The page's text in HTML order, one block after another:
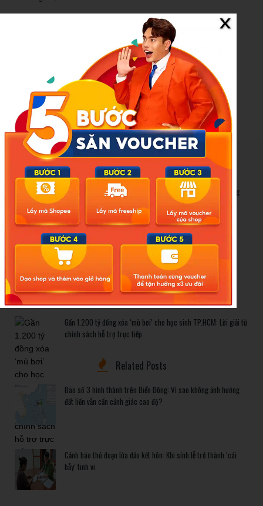
Nguồn Tiền Phong: https://tienphong.vn/tong-thong-my-
trump-de-doa-cam-van-thuong-mai-dong-minh-nato-vi-tu-
choi-ho-tro-tan-cong-iran-post1824637.tpo
New Posts
Bão số 3 hình thành trên Biển Đông: Vì sao không ảnh hưởng
Cảnh báo thủ đoạn lừa đảo kết hôn: Khi sính lễ trở thành ‘cái
bẫy’ tinh vi
Gần 1.200 tỷ đồng xóa ‘mù bơi’ cho học sinh TP.HCM: Lời giải từ
chính sách hỗ trợ trực tiếp
Related Posts
Bão số 3 hình thành trên Biển Đông: Vì sao không ảnh hưởng
đất liền vẫn cần cảnh giác cao độ?
Cảnh báo thủ đoạn lừa đảo kết hôn: Khi sính lễ trở thành ‘cái
bẫy’ tinh vi